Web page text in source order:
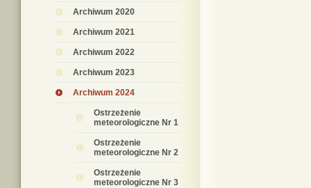
Archiwum 2020
Archiwum 2021
Archiwum 2022
Archiwum 2023
Archiwum 2024
Ostrzeżenie
meteorologiczne Nr 1
Ostrzeżenie
meteorologiczne Nr 2
Ostrzeżenie
meteorologiczne Nr 3